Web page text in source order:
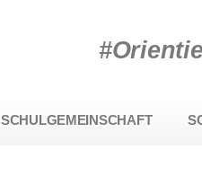
SCHULGEMEINSCHAFT